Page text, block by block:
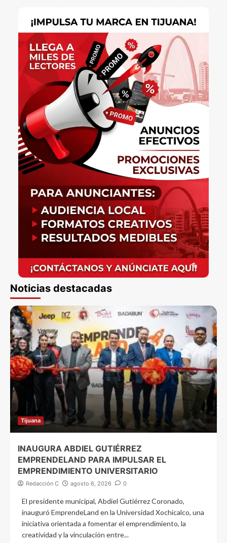
Noticias destacadas
Tijuana
INAUGURA ABDIEL GUTIÉRREZ
EMPRENDELAND PARA IMPULSAR EL
EMPRENDIMIENTO UNIVERSITARIO
Redacción C agosto 6, 2026 0
El presidente municipal, Abdiel Gutiérrez Coronado,
inauguró EmprendeLand en la Universidad Xochicalco, una
iniciativa orientada a fomentar el emprendimiento, la
creatividad y la vinculación entre...